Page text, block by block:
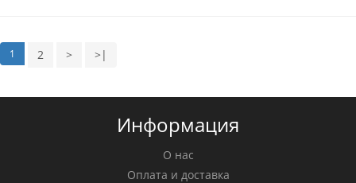
1 2 > >|
Информация
О нас
Оплата и доставка